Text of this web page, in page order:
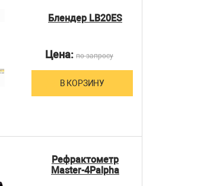
Блендер LB20ES
Цена: по запросу
В КОРЗИНУ
Рефрактометр
Master-4Palpha